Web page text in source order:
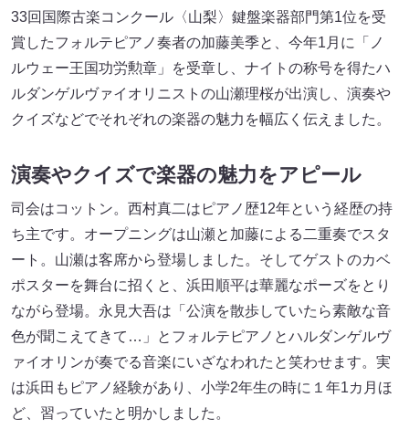
33回国際古楽コンクール〈山梨〉鍵盤楽器部門第1位を受
賞したフォルテピアノ奏者の加藤美季と、今年1月に「ノ
ルウェー王国功労勲章」を受章し、ナイトの称号を得たハ
ルダンゲルヴァイオリニストの山瀬理桜が出演し、演奏や
クイズなどでそれぞれの楽器の魅力を幅広く伝えました。
演奏やクイズで楽器の魅力をアピール
司会はコットン。西村真二はピアノ歴12年という経歴の持
ち主です。オープニングは山瀬と加藤による二重奏でスタ
ート。山瀬は客席から登場しました。そしてゲストのカベ
ポスターを舞台に招くと、浜田順平は華麗なポーズをとり
ながら登場。永見大吾は「公演を散歩していたら素敵な音
色が聞こえてきて…」とフォルテピアノとハルダンゲルヴ
ァイオリンが奏でる音楽にいざなわれたと笑わせます。実
は浜田もピアノ経験があり、小学2年生の時に１年1カ月ほ
ど、習っていたと明かしました。